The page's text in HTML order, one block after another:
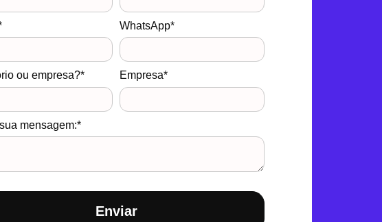
WhatsApp*
ou empresa?* Empresa*
mensagem:*
Enviar